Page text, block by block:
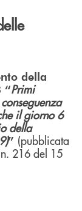
della
“Primi
il giorno 6
della
” (pubblicata
216 del 15